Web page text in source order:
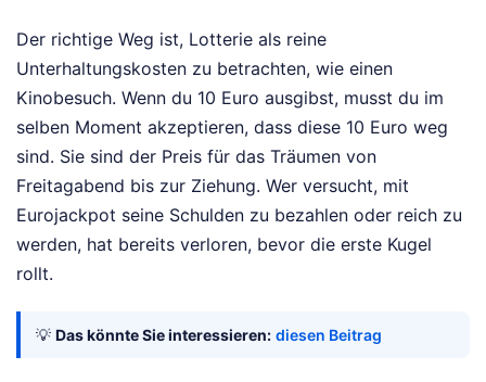
Der richtige Weg ist, Lotterie als reine
Unterhaltungskosten zu betrachten, wie einen
Kinobesuch. Wenn du 10 Euro ausgibst, musst du im
selben Moment akzeptieren, dass diese 10 Euro weg
sind. Sie sind der Preis für das Träumen von
Freitagabend bis zur Ziehung. Wer versucht, mit
Eurojackpot seine Schulden zu bezahlen oder reich zu
werden, hat bereits verloren, bevor die erste Kugel
rollt.
💡 Das könnte Sie interessieren: diesen Beitrag